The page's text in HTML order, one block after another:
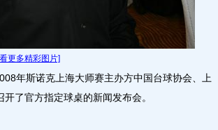
更多精彩图片]
年斯诺克上海大师赛主办方中国台球协会、上
了官方指定球桌的新闻发布会。